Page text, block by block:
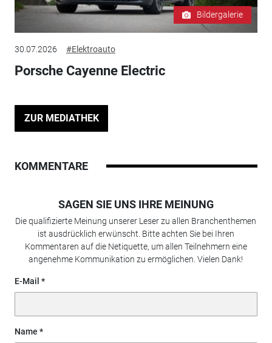
Bildergalerie
30.07.2026 #Elektroauto
Porsche Cayenne Electric
ZUR MEDIATHEK
KOMMENTARE
SAGEN SIE UNS IHRE MEINUNG
Die qualifizierte Meinung unserer Leser zu allen Branchenthemen
ist ausdrücklich erwünscht. Bitte achten Sie bei Ihren
Kommentaren auf die Netiquette, um allen Teilnehmern eine
angenehme Kommunikation zu ermöglichen. Vielen Dank!
E-Mail
Name